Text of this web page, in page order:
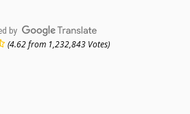
by
(4.62 from 1,232,843 Votes)